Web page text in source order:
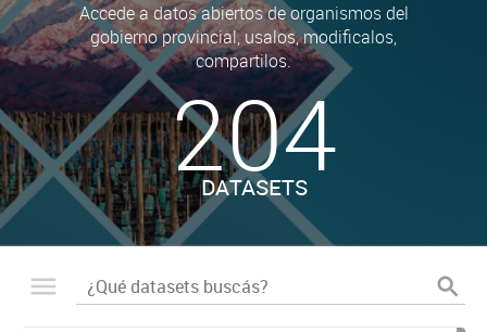
Accede a datos abiertos de organismos del
gobierno provincial, usalos, modificalos,
compartilos.
204
DATASETS